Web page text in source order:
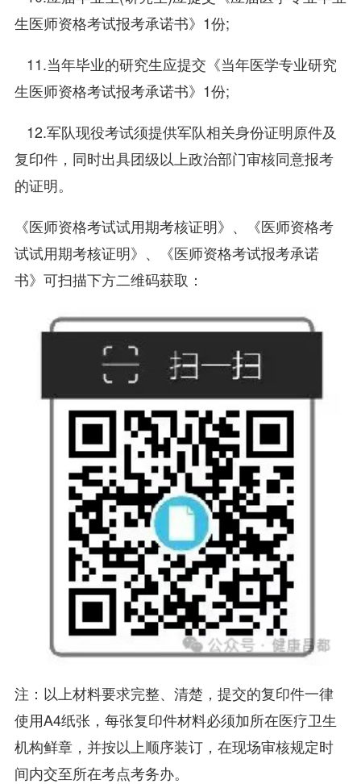
生医师资格考试报考承诺书》1份;
11.当年毕业的研究生应提交《当年医学专业研究
生医师资格考试报考承诺书》1份;
12.军队现役考试须提供军队相关身份证明原件及
复印件，同时出具团级以上政治部门审核同意报考
的证明。
《医师资格考试试用期考核证明》、《医师资格考
试试用期考核证明》、《医师资格考试报考承诺
书》可扫描下方二维码获取：
注：以上材料要求完整、清楚，提交的复印件一律
使用A4纸张，每张复印件材料必须加所在医疗卫生
机构鲜章，并按以上顺序装订，在现场审核规定时
间内交至所在考点考务办。